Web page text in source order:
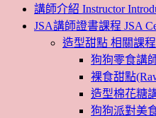
講師介紹 Instructor
JSA講師證書課程 JSA
造型甜點 相關課程
狗狗零食講
裸食甜點
造型棉花糖
狗狗派對美